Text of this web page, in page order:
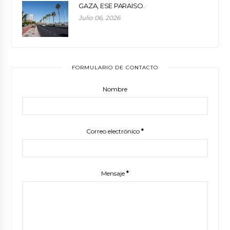
GAZA, ESE PARAISO.
Julio 06, 2026
FORMULARIO DE CONTACTO
Nombre
Correo electrónico *
Mensaje *